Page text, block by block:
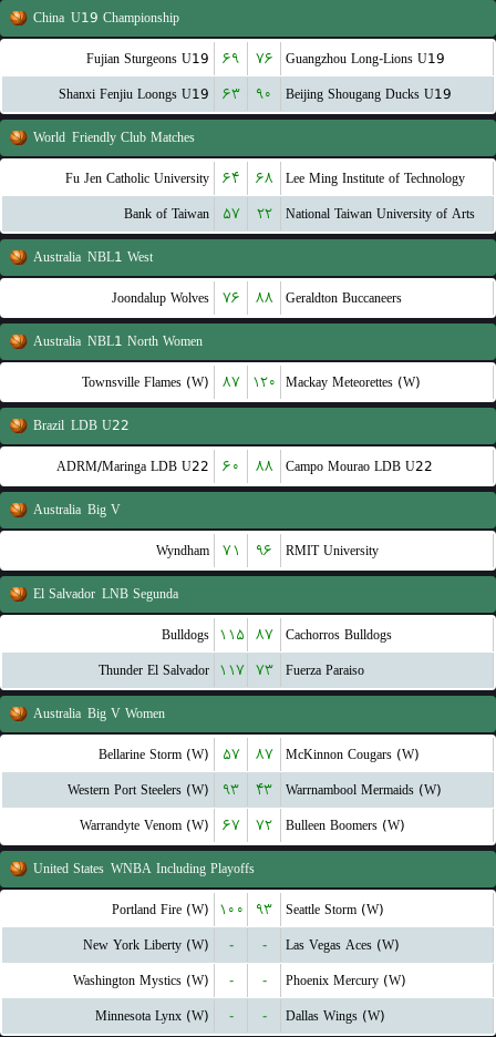
China U19 Championship
Fujian Sturgeons U19 ۶۹ ۷۶ Guangzhou Long-Lions U19
Shanxi Fenjiu Loongs U19 ۶۳ ۹۰ Beijing Shougang Ducks U19
World Friendly Club Matches
Fu Jen Catholic University ۶۴ ۶۸ Lee Ming Institute of Technology
Bank of Taiwan ۵۷ ۲۲ National Taiwan University of Arts
Australia NBL1 West
Joondalup Wolves ۷۶ ۸۸ Geraldton Buccaneers
Australia NBL1 North Women
Townsville Flames (W) ۸۷ ۱۲۰ Mackay Meteorettes (W)
Brazil LDB U22
ADRM/Maringa LDB U22 ۶۰ ۸۸ Campo Mourao LDB U22
Australia Big V
Wyndham ۷۱ ۹۶ RMIT University
El Salvador LNB Segunda
Bulldogs ۱۱۵ ۸۷ Cachorros Bulldogs
Thunder El Salvador ۱۱۷ ۷۳ Fuerza Paraiso
Australia Big V Women
Bellarine Storm (W) ۵۷ ۸۷ McKinnon Cougars (W)
Western Port Steelers (W) ۹۳ ۴۳ Warrnambool Mermaids (W)
Warrandyte Venom (W) ۶۷ ۷۲ Bulleen Boomers (W)
United States WNBA Including Playoffs
Portland Fire (W) ۱۰۰ ۹۳ Seattle Storm (W)
New York Liberty (W) - - Las Vegas Aces (W)
Washington Mystics (W) - - Phoenix Mercury (W)
Minnesota Lynx (W) - - Dallas Wings (W)